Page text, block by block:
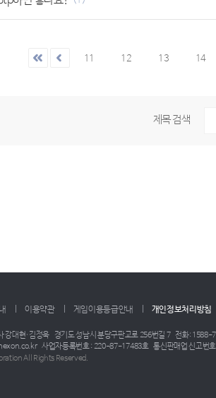
11 12 13 14
제목 검색
이용약관 게임이용등급안내 개인정보처리방침
강대현·김정욱 경기도 성남시 분당구판교로 256번길 7 전화: 1588-
사업자등록번호 : 220-87-17483호 통신판매업 신고번
All Rights Reserved.